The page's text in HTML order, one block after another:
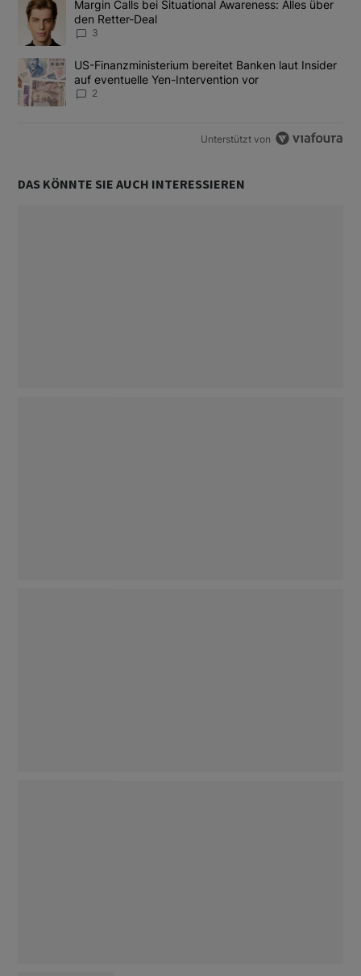
Ein Trendartikel mit dem Titel "Margin Calls bei Situational
Margin Calls bei Situational Awareness: Alles über
den Retter-Deal
3
Ein Trendartikel mit dem Titel "US-Finanzministerium bereitet
US-Finanzministerium bereitet Banken laut Insider
auf eventuelle Yen-Intervention vor
2
Unterstützt von
DAS KÖNNTE SIE AUCH INTERESSIEREN